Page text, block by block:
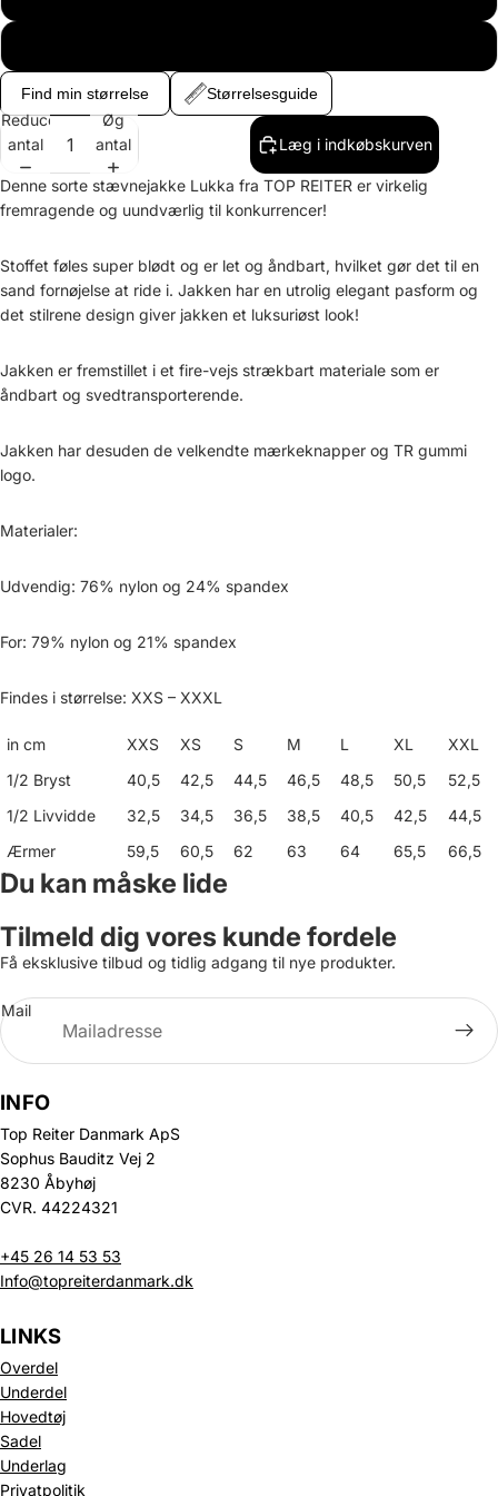
Find min størrelse Størrelsesguide
Reducer
antal
Øg
antal
Læg i indkøbskurven
Denne sorte stævnejakke Lukka fra TOP REITER er virkelig
fremragende og uundværlig til konkurrencer!
Stoffet føles super blødt og er let og åndbart, hvilket gør det til en
sand fornøjelse at ride i. Jakken har en utrolig elegant pasform og
det stilrene design giver jakken et luksuriøst look!
Jakken er fremstillet i et fire-vejs strækbart materiale som er
åndbart og svedtransporterende.
Jakken har desuden de velkendte mærkeknapper og TR gummi
logo.
Materialer:
Udvendig: 76% nylon og 24% spandex
For: 79% nylon og 21% spandex
Findes i størrelse: XXS – XXXL
in cm XXS XS S M L XL
XXL
1/2 Bryst
40,5 42,5 44,5 46,5 48,5 50,5
52,5
1/2 Livvidde
32,5 34,5 36,5 38,5 40,5 42,5
44,5
Ærmer
59,5 60,5 62 63 64 65,5 66,5
Du kan måske lide
Tilmeld dig vores kunde fordele
Få eksklusive tilbud og tidlig adgang til nye produkter.
Mail
INFO
Top Reiter Danmark ApS
Sophus Bauditz Vej 2
8230 Åbyhøj
CVR. 44224321
+45 26 14 53 53
Info@topreiterdanmark.dk
LINKS
Overdel
Underdel
Hovedtøj
Sadel
Underlag
Privatpolitik
Politik om beskyttelse af persondata